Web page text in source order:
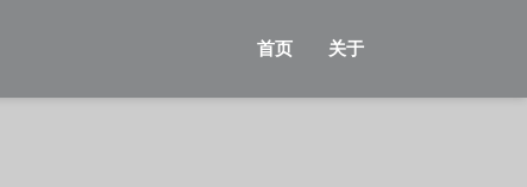
首页 关于